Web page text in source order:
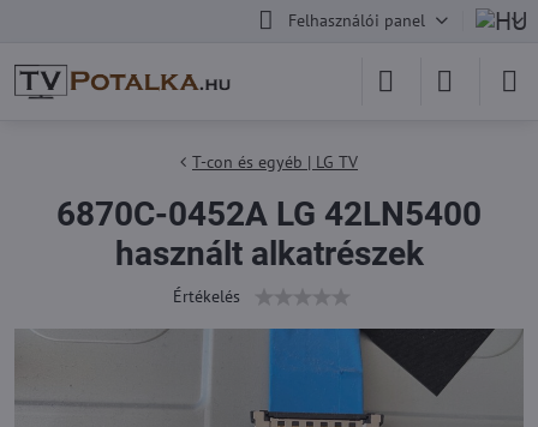
Felhasználói panel
T-con és egyéb | LG TV
6870C-0452A LG 42LN5400
használt alkatrészek
Értékelés